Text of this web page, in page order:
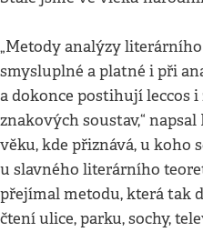
„Metody analýzy
smysluplné a platné i při
a dokonce postihují leccos
znakových soustav,“
věku, kde přiznává, u koho
u slavného literárního
přejímal metodu, která tak
čtení ulice, parku, sochy,